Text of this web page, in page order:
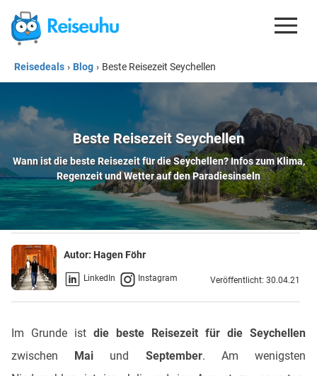
REISEDEALS
GUTSCHEINE
KREDITKARTEN
ESIM
REISEBLOG
Reisedeals › Blog › Beste Reisezeit Seychellen
Beste Reisezeit Seychellen
Wann ist die beste Reisezeit für die Seychellen? Infos zum Klima,
Regenzeit und Wetter auf den Paradiesinseln
Autor: Hagen Föhr
LinkedIn Instagram Veröffentlicht: 30.04.21
Im Grunde ist die beste Reisezeit für die Seychellen
zwischen Mai und September. Am wenigsten